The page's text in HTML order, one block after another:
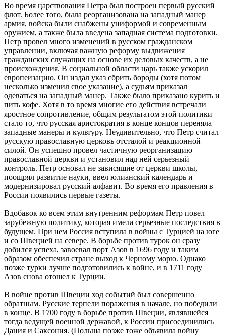
Во время царствования Петра был построен первый русский
флот. Более того, была реорганизована на западный манер
армия, войска были снабжены униформой и современным
оружием, а также была введена западная система подготовки.
Петр провел много изменений в русском гражданском
управлении, включая важную реформу выдвижения
гражданских служащих на основе их деловых качеств, а не
происхождения. В социальной области царь также ускорил
европеизацию. Он издал указ сбрить бороды (хотя потом
несколько изменил свое указание), а судьям приказал
одеваться на западный манер. Также было приказано курить и
пить кофе. Хотя в то время многие его действия встречали
яростное сопротивление, общим результатом этой политики
стало то, что русская аристократия в конце концов переняла
западные манеры и культуру. Неудивительно, что Петр считал
русскую православную церковь отсталой и реакционной
силой. Он успешно провел частичную реорганизацию
православной церкви и установил над ней серьезный
контроль. Петр основал не зависящие от церкви школы,
поощрял развитие науки, ввел юлианский календарь и
модернизировал русский алфавит. Во время его правления в
России появились первые газеты.
Вдобавок ко всем этим внутренним реформам Петр повел
зарубежную политику, которая имела серьезные последствия в
будущем. При нем Россия вступила в войны с Турцией на юге
и со Швецией на севере. В борьбе против турок он сразу
добился успеха, завоевал порт Азов в 1696 году и таким
образом обеспечил стране выход к Черному морю. Однако
позже турки лучше подготовились к войне, и в 1711 году
Азов снова отошел к Турции.
В войне против Швеции ход событий был совершенно
обратным. Русские терпели поражения в начале, но победили
в конце. В 1700 году в борьбе против Швеции, являвшейся
тогда ведущей военной державой, к России присоединились
Дания и Саксония. (Польша позже тоже объявила войну